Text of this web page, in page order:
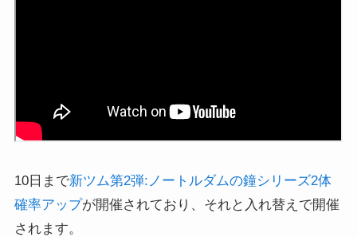
10日まで新ツム第2弾:ノートルダムの鐘シリーズ2体
確率アップが開催されており、それと入れ替えで開催
されます。